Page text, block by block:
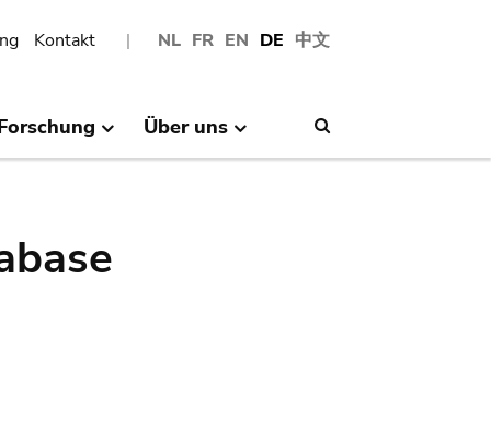
NL FR EN DE 中文
Kontakt
Über uns